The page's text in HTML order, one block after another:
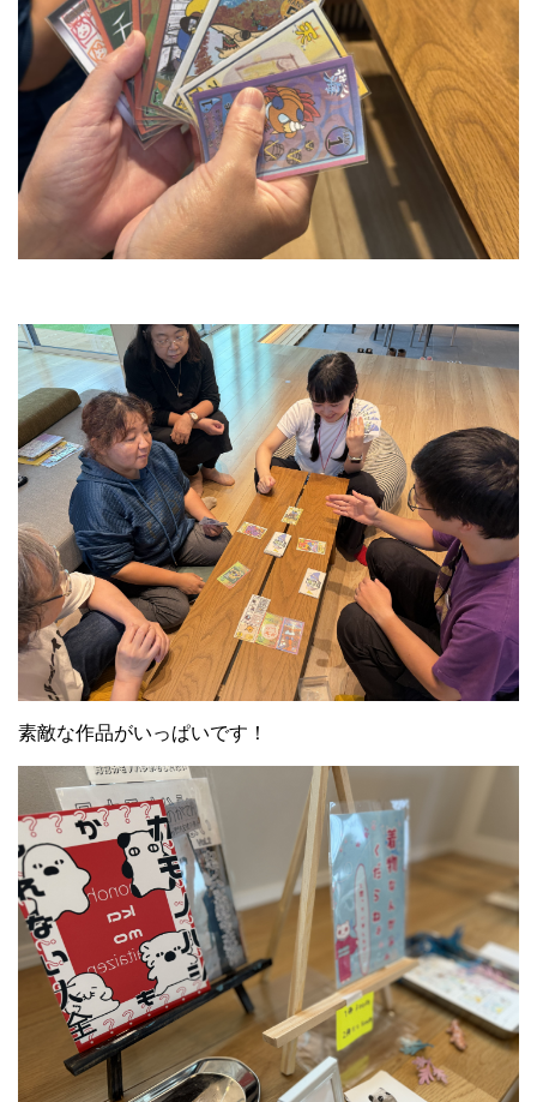
素敵な作品がいっぱいです！